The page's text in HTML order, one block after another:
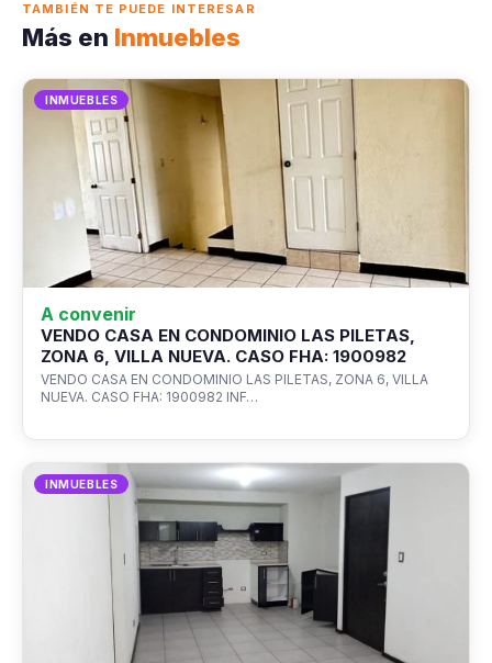
TAMBIÉN TE PUEDE INTERESAR
Más en Inmuebles
INMUEBLES
A convenir
VENDO CASA EN CONDOMINIO LAS PILETAS,
ZONA 6, VILLA NUEVA. CASO FHA: 1900982
VENDO CASA EN CONDOMINIO LAS PILETAS, ZONA 6, VILLA
NUEVA. CASO FHA: 1900982 INF…
INMUEBLES